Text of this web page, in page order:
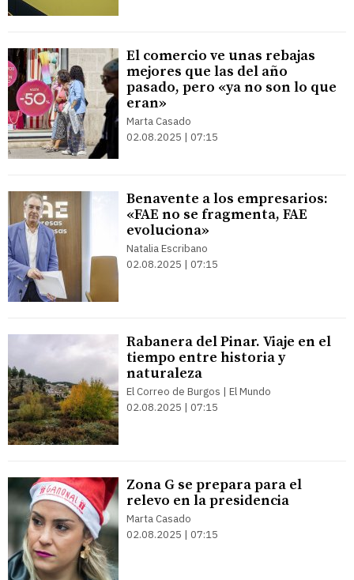
El comercio ve unas rebajas
mejores que las del año
pasado, pero «ya no son lo que
eran»
Marta Casado
02.08.2025 | 07:15
Benavente a los empresarios:
«FAE no se fragmenta, FAE
evoluciona»
Natalia Escribano
02.08.2025 | 07:15
Rabanera del Pinar. Viaje en el
tiempo entre historia y
naturaleza
El Correo de Burgos | El Mundo
02.08.2025 | 07:15
Zona G se prepara para el
relevo en la presidencia
Marta Casado
02.08.2025 | 07:15